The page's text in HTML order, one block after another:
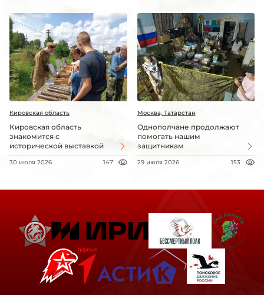
Кировская область
Кировская область
знакомится с
исторической выставкой
30 июля 2026 147
Москва, Татарстан
Однополчане продолжают
помогать нашим
защитникам
29 июля 2026 153